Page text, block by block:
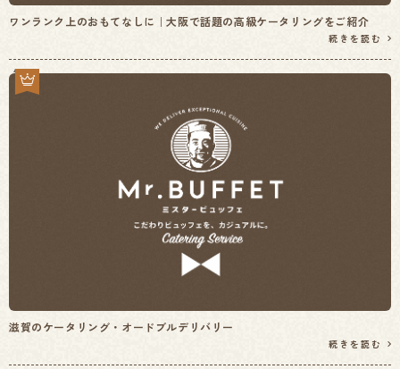
ワンランク上のおもてなしに｜大阪で話題の高級ケータリングをご紹介
続きを読む
滋賀のケータリング・オードブルデリバリー
続きを読む